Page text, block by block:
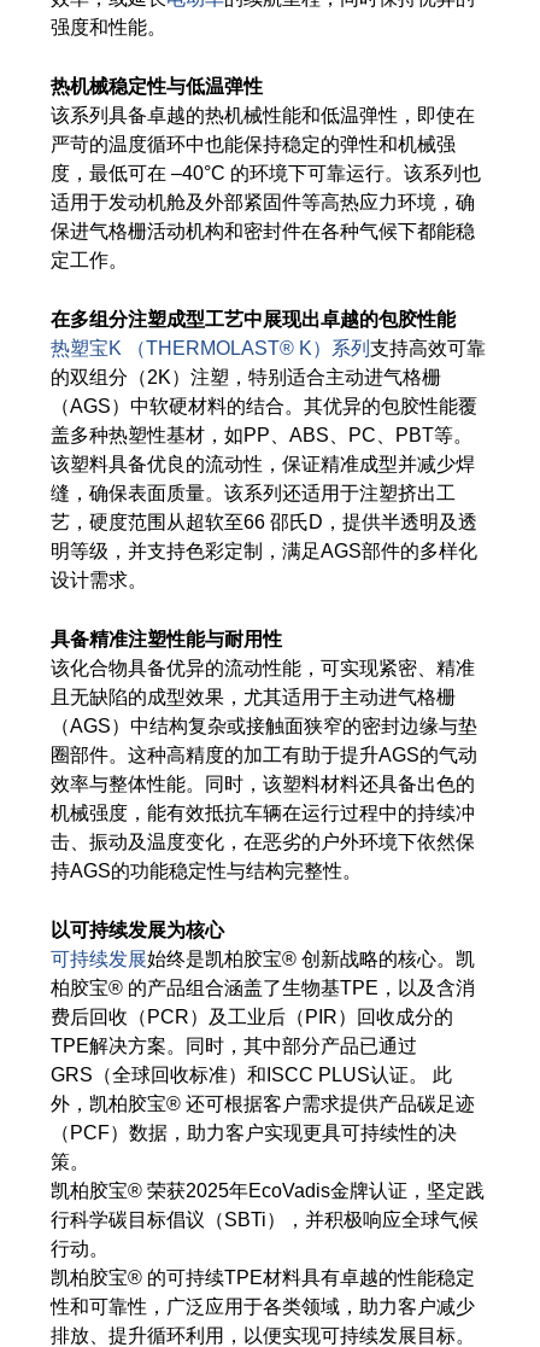
强度和性能。
热机械稳定性与低温弹性
该系列具备卓越的热机械性能和低温弹性，即使在
严苛的温度循环中也能保持稳定的弹性和机械强
度，最低可在 –40°C 的环境下可靠运行。该系列也
适用于发动机舱及外部紧固件等高热应力环境，确
保进气格栅活动机构和密封件在各种气候下都能稳
定工作。
在多组分注塑成型工艺中展现出卓越的包胶性能
热塑宝K （THERMOLAST® K）系列 支持高效可靠
的双组分（2K）注塑，特别适合主动进气格栅
（AGS）中软硬材料的结合。其优异的包胶性能覆
盖多种热塑性基材，如PP、ABS、PC、PBT等。
该塑料具备优良的流动性，保证精准成型并减少焊
缝，确保表面质量。该系列还适用于注塑挤出工
艺，硬度范围从超软至66 邵氏D，提供半透明及透
明等级，并支持色彩定制，满足AGS部件的多样化
设计需求。
具备精准注塑性能与耐用性
该化合物具备优异的流动性能，可实现紧密、精准
且无缺陷的成型效果，尤其适用于主动进气格栅
（AGS）中结构复杂或接触面狭窄的密封边缘与垫
圈部件。这种高精度的加工有助于提升AGS的气动
效率与整体性能。同时，该塑料材料还具备出色的
机械强度，能有效抵抗车辆在运行过程中的持续冲
击、振动及温度变化，在恶劣的户外环境下依然保
持AGS的功能稳定性与结构完整性。
以可持续发展为核心
可持续发展始终是凯柏胶宝® 创新战略的核心。凯
柏胶宝® 的产品组合涵盖了生物基TPE，以及含消
费后回收（PCR）及工业后（PIR）回收成分的
TPE解决方案。同时，其中部分产品已通过
GRS（全球回收标准）和ISCC PLUS认证。 此
外，凯柏胶宝® 还可根据客户需求提供产品碳足迹
（PCF）数据，助力客户实现更具可持续性的决
策。
凯柏胶宝® 荣获2025年EcoVadis金牌认证，坚定践
行科学碳目标倡议（SBTi），并积极响应全球气候
行动。
凯柏胶宝® 的可持续TPE材料具有卓越的性能稳定
性和可靠性，广泛应用于各类领域，助力客户减少
排放、提升循环利用，以便实现可持续发展目标。